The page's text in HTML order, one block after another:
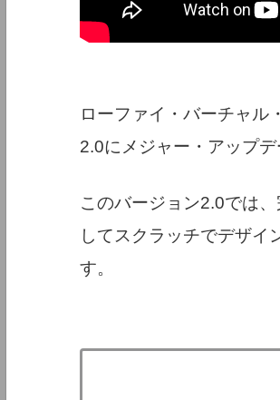
ローファイ・バーチャル
2.0にメジャー・アップデ
このバージョン2.0では
してスクラッチでデザイ
す。